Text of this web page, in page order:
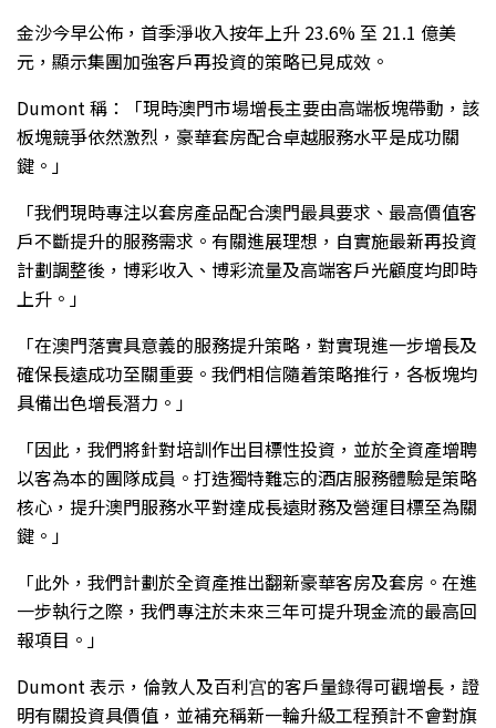
金沙今早公佈，首季淨收入按年上升 23.6% 至 21.1 億美
元，顯示集團加強客戶再投資的策略已見成效。
Dumont 稱：「現時澳門市場增長主要由高端板塊帶動，該
板塊競爭依然激烈，豪華套房配合卓越服務水平是成功關
鍵。」
「我們現時專注以套房產品配合澳門最具要求、最高價值客
戶不斷提升的服務需求。有關進展理想，自實施最新再投資
計劃調整後，博彩收入、博彩流量及高端客戶光顧度均即時
上升。」
「在澳門落實具意義的服務提升策略，對實現進一步增長及
確保長遠成功至關重要。我們相信隨着策略推行，各板塊均
具備出色增長潛力。」
「因此，我們將針對培訓作出目標性投資，並於全資產增聘
以客為本的團隊成員。打造獨特難忘的酒店服務體驗是策略
核心，提升澳門服務水平對達成長遠財務及營運目標至為關
鍵。」
「此外，我們計劃於全資產推出翻新豪華客房及套房。在進
一步執行之際，我們專注於未來三年可提升現金流的最高回
報項目。」
Dumont 表示，倫敦人及百利宫的客戶量錄得可觀增長，證
明有關投資具價值，並補充稱新一輪升級工程預計不會對旗